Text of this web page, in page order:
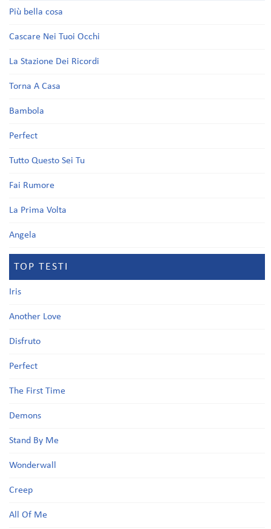
Più bella cosa
Cascare Nei Tuoi Occhi
La Stazione Dei Ricordi
Torna A Casa
Bambola
Perfect
Tutto Questo Sei Tu
Fai Rumore
La Prima Volta
Angela
TOP TESTI
Iris
Another Love
Disfruto
Perfect
The First Time
Demons
Stand By Me
Wonderwall
Creep
All Of Me